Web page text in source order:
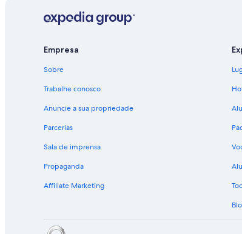
Aluguel de carros - Pontal
Aluguéis de carros do tipo Van - Volta Redonda
Empresa
Sobre
Trabalhe conosco
Anuncie a sua propriedade
Parcerias
Sala de imprensa
Propaganda
Affiliate Marketing